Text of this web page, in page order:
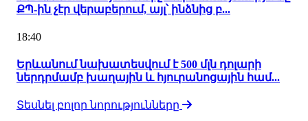
ՔՊ-ին չէր վերաբերում, այլ՝ ինձնից բ...
18:40
Երևանում նախատեսվում է 500 մլն դոլարի
ներդրմամբ խաղային և հյուրանոցային համ...
Տեսնել բոլոր նորությունները